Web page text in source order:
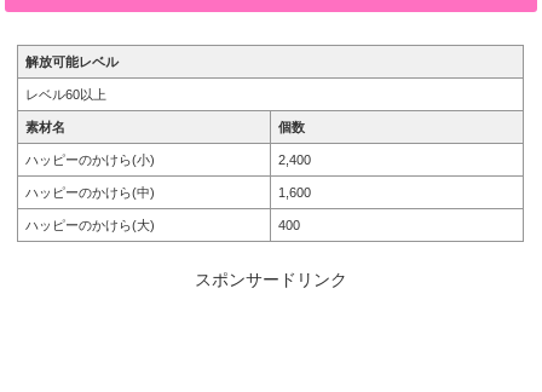
解放可能レベル
レベル60以上
素材名 個数
ハッピーのかけら(小) 2,400
ハッピーのかけら(中) 1,600
ハッピーのかけら(大) 400
スポンサードリンク